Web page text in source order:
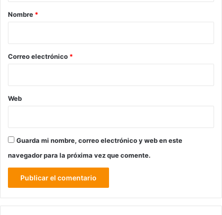
r
*
Nombre *
Correo electrónico *
Web
Guarda mi nombre, correo electrónico y web en este
navegador para la próxima vez que comente.